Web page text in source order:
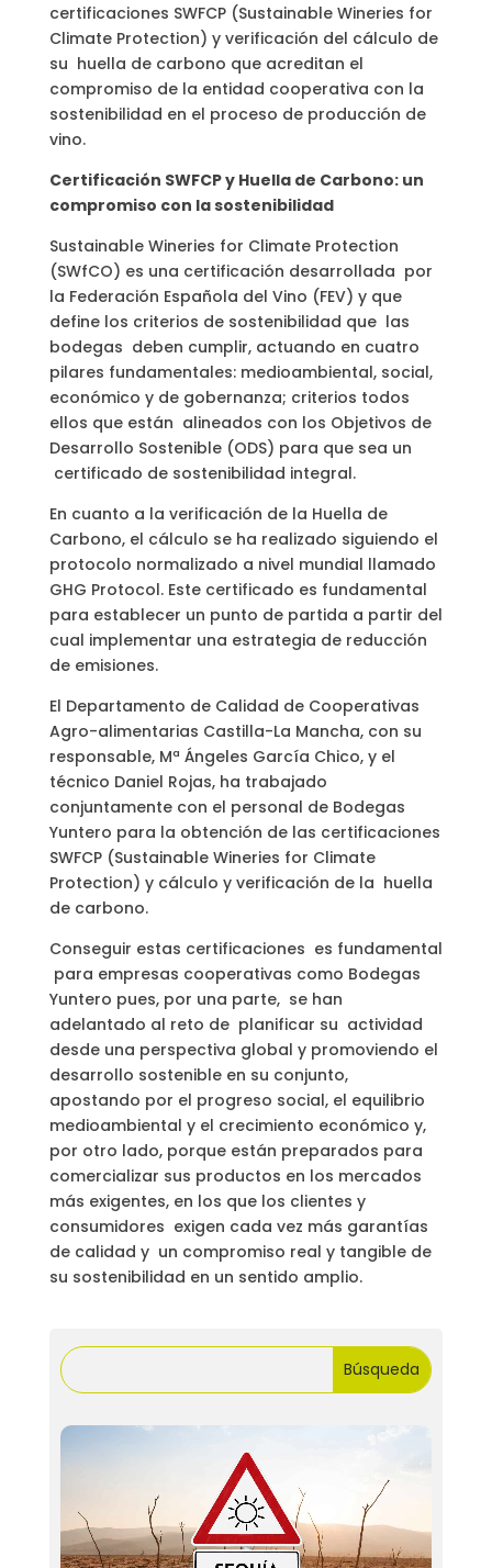
certificaciones SWFCP (Sustainable Wineries for
Climate Protection) y verificación del cálculo de
su huella de carbono que acreditan el
compromiso de la entidad cooperativa con la
sostenibilidad en el proceso de producción de
vino.
Certificación SWFCP y Huella de Carbono: un
compromiso con la sostenibilidad
Sustainable Wineries for Climate Protection
(SWfCO) es una certificación desarrollada por
la Federación Española del Vino (FEV) y que
define los criterios de sostenibilidad que las
bodegas deben cumplir, actuando en cuatro
pilares fundamentales: medioambiental, social,
económico y de gobernanza; criterios todos
ellos que están alineados con los Objetivos de
Desarrollo Sostenible (ODS) para que sea un
certificado de sostenibilidad integral.
En cuanto a la verificación de la Huella de
Carbono, el cálculo se ha realizado siguiendo el
protocolo normalizado a nivel mundial llamado
GHG Protocol. Este certificado es fundamental
para establecer un punto de partida a partir del
cual implementar una estrategia de reducción
de emisiones.
El Departamento de Calidad de Cooperativas
Agro-alimentarias Castilla-La Mancha, con su
responsable, Mª Ángeles García Chico, y el
técnico Daniel Rojas, ha trabajado
conjuntamente con el personal de Bodegas
Yuntero para la obtención de las certificaciones
SWFCP (Sustainable Wineries for Climate
Protection) y cálculo y verificación de la huella
de carbono.
Conseguir estas certificaciones es fundamental
para empresas cooperativas como Bodegas
Yuntero pues, por una parte, se han
adelantado al reto de planificar su actividad
desde una perspectiva global y promoviendo el
desarrollo sostenible en su conjunto,
apostando por el progreso social, el equilibrio
medioambiental y el crecimiento económico y,
por otro lado, porque están preparados para
comercializar sus productos en los mercados
más exigentes, en los que los clientes y
consumidores exigen cada vez más garantías
de calidad y un compromiso real y tangible de
su sostenibilidad en un sentido amplio.